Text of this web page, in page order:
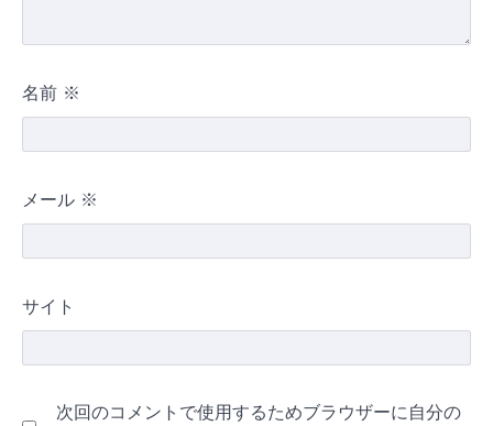
名前 ※
メール ※
サイト
次回のコメントで使用するためブラウザーに自分の